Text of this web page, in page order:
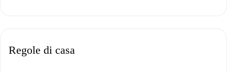
Regole di casa